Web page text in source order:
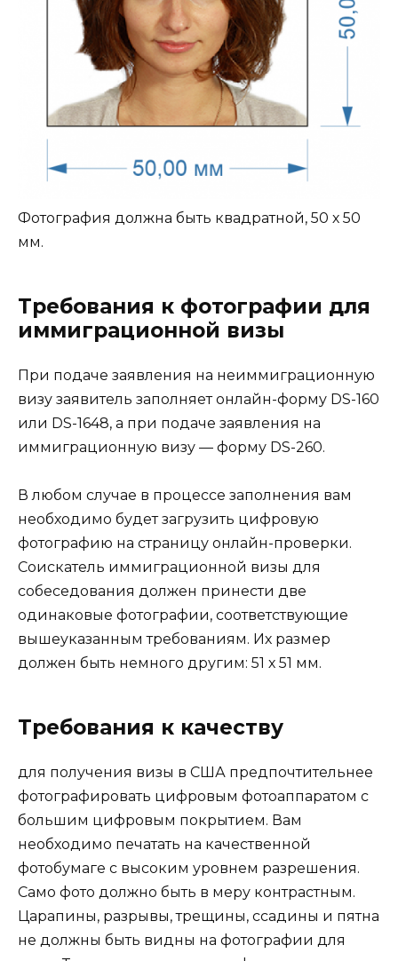
Фотография должна быть квадратной, 50 х 50
мм.
Требования к фотографии для
иммиграционной визы
При подаче заявления на неиммиграционную
визу заявитель заполняет онлайн-форму DS-160
или DS-1648, а при подаче заявления на
иммиграционную визу — форму DS-260.
В любом случае в процессе заполнения вам
необходимо будет загрузить цифровую
фотографию на страницу онлайн-проверки.
Соискатель иммиграционной визы для
собеседования должен принести две
одинаковые фотографии, соответствующие
вышеуказанным требованиям. Их размер
должен быть немного другим: 51 х 51 мм.
Требования к качеству
для получения визы в США предпочтительнее
фотографировать цифровым фотоаппаратом с
большим цифровым покрытием. Вам
необходимо печатать на качественной
фотобумаге с высоким уровнем разрешения.
Само фото должно быть в меру контрастным.
Царапины, разрывы, трещины, ссадины и пятна
не должны быть видны на фотографии для